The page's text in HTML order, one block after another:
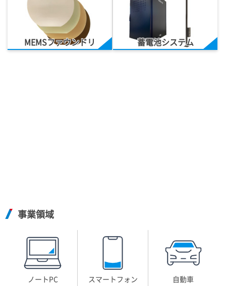
MEMSファウンドリ 蓄電池システム
事業領域
ノートPC スマートフォン 自動車